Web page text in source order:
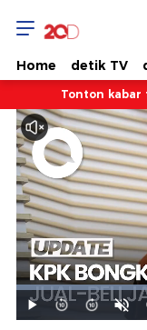
Home detik TV
Tonton kabar
Mainkan
Suara
Hidup
Dimuat:
42.48%